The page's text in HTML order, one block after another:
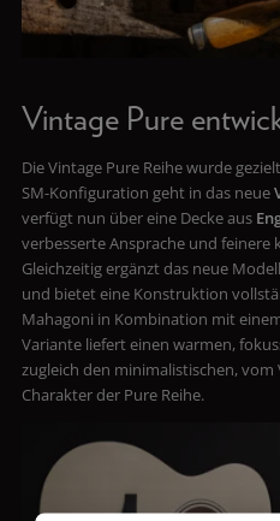
Vintage Pure
Die Vintage Pure Reihe wurde
SM-Konfiguration geht in das neue
verfügt nun über eine Decke aus
verbesserte Ansprache und feinere
Gleichzeitig ergänzt das neue Modell
und bietet eine Konstruktion
Mahagoni in Kombination mit
Variante liefert einen warmen,
zugleich den minimalistischen,
Charakter der Pure Reihe.